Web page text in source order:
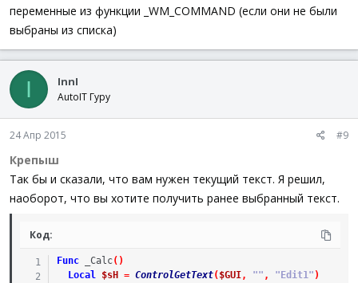
переменные из функции _WM_COMMAND (если они не были
выбраны из списка)
I InnI
AutoIT Гуру
24 Апр 2015 #9
Крепыш
Так бы и сказали, что вам нужен текущий текст. Я решил,
наоборот, что вы хотите получить ранее выбранный текст.
Код:
Func _Calc( )
Local
$sH = ControlGetText( $GUI, "" , "Edit1" )